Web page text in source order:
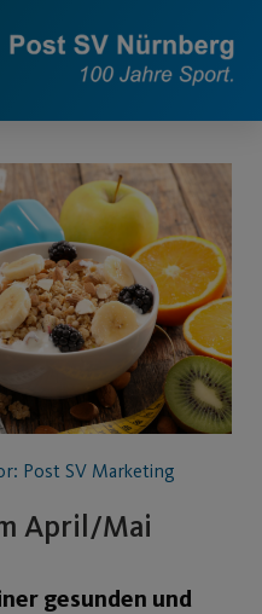
Post SV Marketing
April/Mai
gesunden und